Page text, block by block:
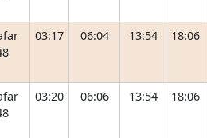
03:17 06:04 13:54 18:06
03:20 06:06 13:54 18:06